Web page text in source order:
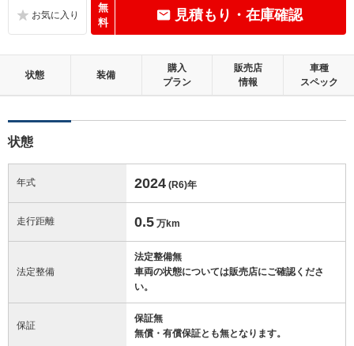
無
料
見積もり・在庫確認
状態 装備
購入
プラン
販売店
情報
車種
スペック
状態
年式 2024 (R6)年
走行距離 0.5 万km
法定整備
法定整備無
車両の状態については販売店にご確認くださ
い。
保証
保証無
無償・有償保証とも無となります。